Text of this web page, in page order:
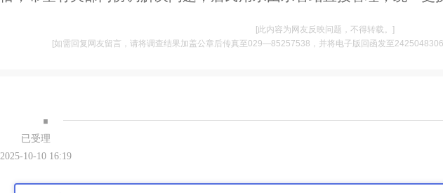
[此内容为网友反映问题，不得转载。]
[如需回复网友留言，请将调查结果加盖公章后传真至029—85257538，并将电子版回函发至
·
已受理
2025-10-10 16:19